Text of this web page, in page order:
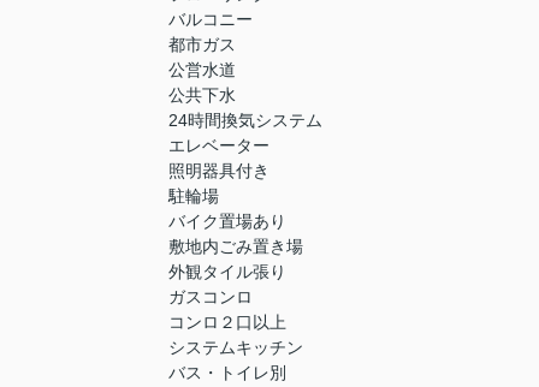
バルコニー
都市ガス
公営水道
公共下水
24時間換気システム
エレベーター
照明器具付き
駐輪場
バイク置場あり
敷地内ごみ置き場
外観タイル張り
ガスコンロ
コンロ２口以上
システムキッチン
バス・トイレ別